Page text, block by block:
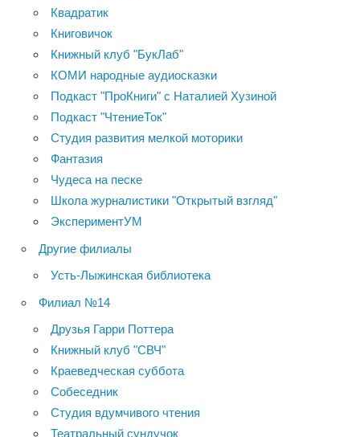
Квадратик
Книговичок
Книжный клуб "БукЛаб"
КОМИ народные аудиосказки
Подкаст "ПроКниги" с Наталией Хузиной
Подкаст "ЧтениеТок"
Студия развития мелкой моторики
Фантазия
Чудеса на песке
Школа журналистики "Открытый взгляд"
ЭкспериментУМ
Другие филиалы
Усть-Лыжинская библиотека
Филиал №14
Друзья Гарри Поттера
Книжный клуб "СВЧ"
Краеведческая суббота
Собеседник
Студия вдумчивого чтения
Театральный сундучок